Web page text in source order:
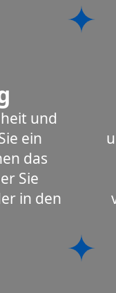
und
ein
das
Sie
in den